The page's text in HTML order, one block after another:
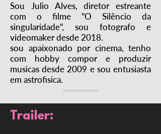
Sou Julio Alves, diretor estreante
com o filme "O Silêncio da
singularidade", sou fotografo e
videomaker desde 2018.
sou apaixonado por cinema, tenho
com hobby compor e produzir
musicas desde 2009 e sou entusiasta
em astrofisica.
Trailer: